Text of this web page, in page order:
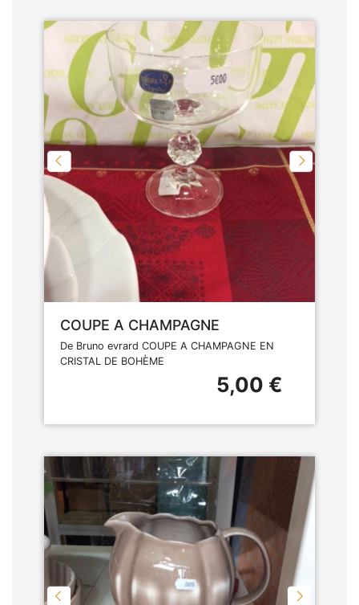
COUPE A CHAMPAGNE
De Bruno evrard COUPE A CHAMPAGNE EN
CRISTAL DE BOHÈME
5,00 €